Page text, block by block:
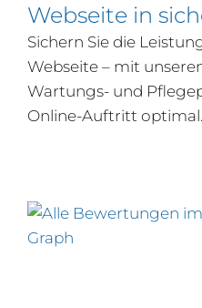
Webseite in
Sichern Sie die
Webseite – mit
Wartungs- und
Online-Auftritt optimal.